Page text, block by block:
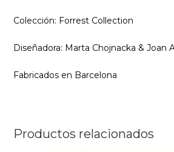
Colección: Forrest Collection
Diseñadora: Marta Chojnacka & Joan
Fabricados en Barcelona
Productos relacionados